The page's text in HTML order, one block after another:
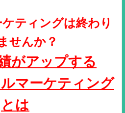
ティングは終わり
せんか？
がアップする
マーケティング
とは